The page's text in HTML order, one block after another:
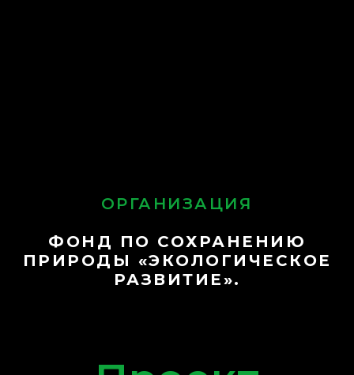
ОРГАНИЗАЦИЯ
ФОНД ПО СОХРАНЕНИЮ
ПРИРОДЫ «ЭКОЛОГИЧЕСКОЕ
РАЗВИТИЕ».